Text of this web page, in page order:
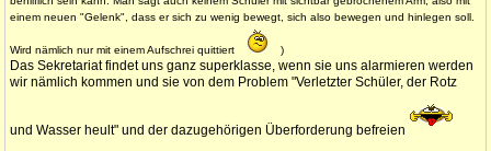
einem neuen "Gelenk", dass er sich zu wenig bewegt, sich also bewegen und hinlegen soll.
Wird nämlich nur mit einem Aufschrei quittiert )
Das Sekretariat findet uns ganz superklasse, wenn sie uns alarmieren werden
wir nämlich kommen und sie von dem Problem "Verletzter Schüler, der Rotz
und Wasser heult" und der dazugehörigen Überforderung befreien